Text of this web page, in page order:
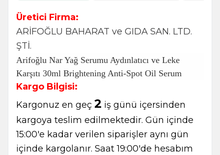
Üretici Firma:
ARİFOĞLU BAHARAT ve GIDA SAN. LTD.
ŞTİ.
Arifoğlu Nar Yağ Serumu Aydınlatıcı ve Leke
Karşıtı 30ml Brightening Anti-Spot Oil Serum
Kargo Bilgisi:
Kargonuz en geç 2 iş günü içersinden
kargoya teslim edilmektedir. Gün içinde
15:00'e kadar verilen siparişler aynı gün
içinde kargolanır. Saat 19:00'de hesabım